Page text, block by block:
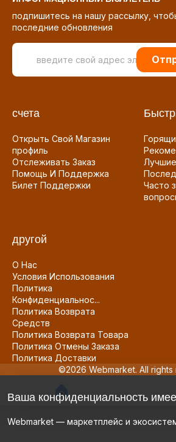
подпишитесь на нашу рассылку,
последние обновления
счета
Открыть Свой Магазин
профиль
Отслеживать Заказ
Помощь И Поддержка
Билет Поддержки
Часто
другой
О Нас
Условия Использования
Политика
Конфиденциальнос...
Политика Возврата
Средств
Политика Возврата Товара
Политика Отмены Заказа
Политика Доставки
©2026 Webmarket. All rights
Ваша конфиденциальность
Webmarket — маркетплейс и